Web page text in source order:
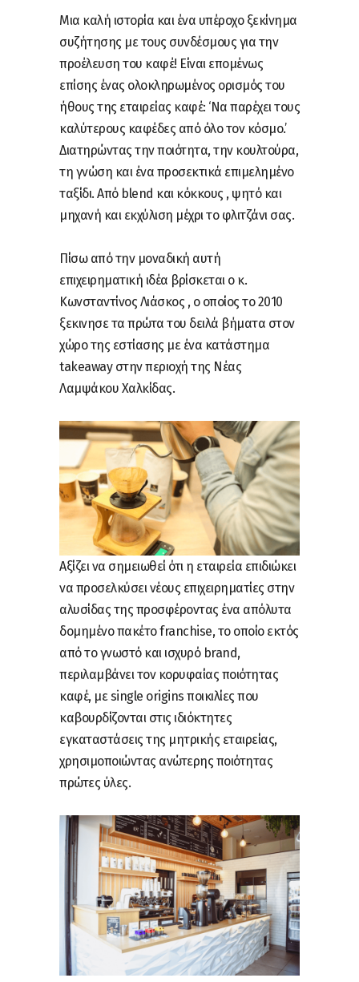
Μια καλή ιστορία και ένα υπέροχο ξεκίνημα
συζήτησης με τους συνδέσμους για την
προέλευση του καφέ! Είναι επομένως
επίσης ένας ολοκληρωμένος ορισμός του
ήθους της εταιρείας καφέ: ‘Να παρέχει τους
καλύτερους καφέδες από όλο τον κόσμο.’
Διατηρώντας την ποιότητα, την κουλτούρα,
τη γνώση και ένα προσεκτικά επιμελημένο
ταξίδι. Από blend και κόκκους , ψητό και
μηχανή και εκχύλιση μέχρι το φλιτζάνι σας.
Πίσω από την μοναδική αυτή
επιχειρηματική ιδέα βρίσκεται ο κ.
Κωνσταντίνος Λιάσκος , ο οποίος το 2010
ξεκινησε τα πρώτα του δειλά βήματα στον
χώρο της εστίασης με ένα κατάστημα
takeaway στην περιοχή της Νέας
Λαμψάκου Χαλκίδας.
Αξίζει να σημειωθεί ότι η εταιρεία επιδιώκει
να προσελκύσει νέους επιχειρηματίες στην
αλυσίδας της προσφέροντας ένα απόλυτα
δομημένο πακέτο franchise, το οποίο εκτός
από το γνωστό και ισχυρό brand,
περιλαμβάνει τον κορυφαίας ποιότητας
καφέ, με single origins ποικιλίες που
καβουρδίζονται στις ιδιόκτητες
εγκαταστάσεις της μητρικής εταιρείας,
χρησιμοποιώντας ανώτερης ποιότητας
πρώτες ύλες.